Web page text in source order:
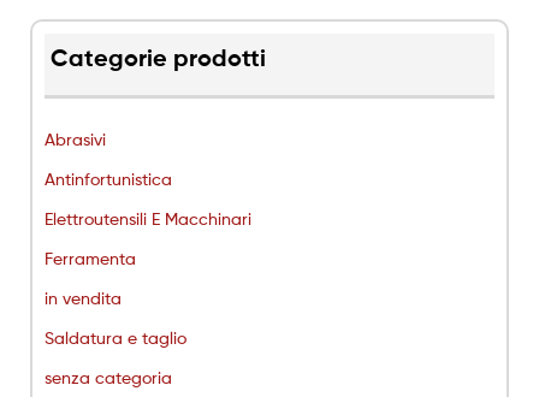
Categorie prodotti
Abrasivi
Antinfortunistica
Elettroutensili E Macchinari
Ferramenta
in vendita
Saldatura e taglio
senza categoria